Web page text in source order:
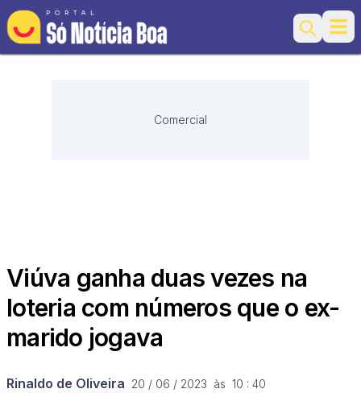
Search
Comercial
Viúva ganha duas vezes na
loteria com números que o ex-
marido jogava
Rinaldo de Oliveira 20 / 06 / 2023  às  10 : 40